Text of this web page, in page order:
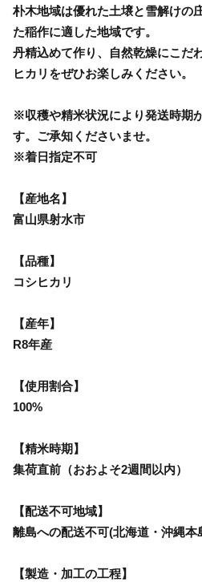
朴木地域は優れた土壌と雪解けの
た稲作に適した地域です。
丹精込めて作り、自然乾燥にこだ
ヒカリをぜひお楽しみください。
※収穫や精米状況により発送時期
す。ご承知くださいませ。
※着日指定不可
【産地名】
富山県射水市
【品種】
コシヒカリ
【産年】
R8年産
【使用割合】
100%
【精米時期】
集荷直前（おおよそ2週間以内）
【配送不可地域】
離島への配送不可(北海道・沖縄本
【製造・加工の工程】